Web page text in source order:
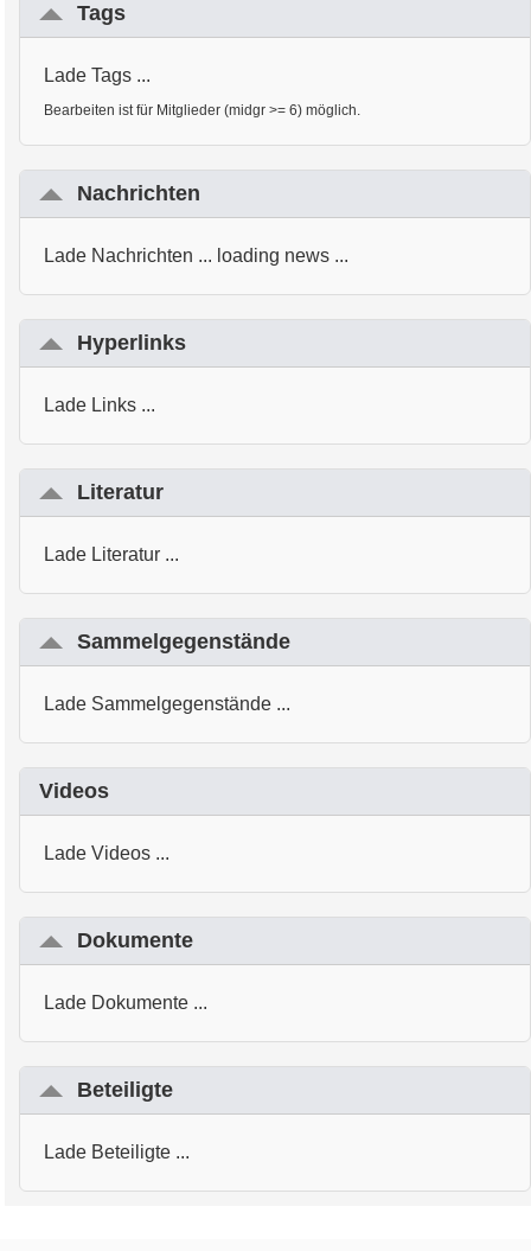
Tags
Lade Tags ...
Bearbeiten ist für Mitglieder (midgr >= 6) möglich.
Nachrichten
Lade Nachrichten ... loading news ...
Hyperlinks
Lade Links ...
Literatur
Lade Literatur ...
Sammelgegenstände
Lade Sammelgegenstände ...
Videos
Lade Videos ...
Dokumente
Lade Dokumente ...
Beteiligte
Lade Beteiligte ...